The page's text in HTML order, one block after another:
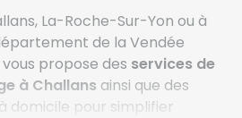
La-Roche-Sur-Yon ou à
de la Vendée
propose des services de
à Challans ainsi que des
domicile pour simplifier